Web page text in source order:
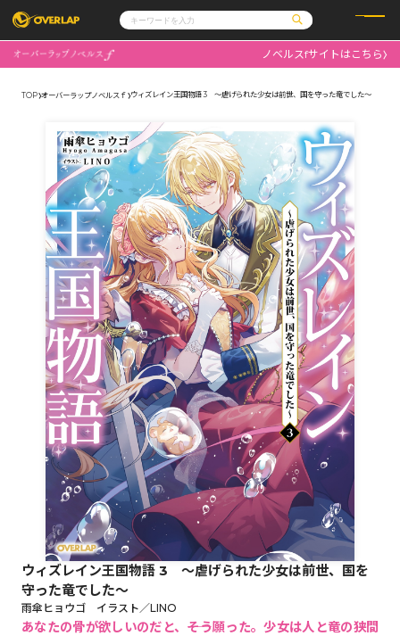
コミックガルド
コミッククリエ
文庫
ノベルス
コミックエッセイ
ポケットモンスター
アニメ
ゲーム
OVERLAP STORE
オーバーラップ広報室
企業
会社概要
採用情報
アクセス
オーバーラップホールディングス
お問い合わせはこちら
オーバーラップ文庫
オーバーラップノベルス
オーバーラップノベルスf
ロサージュノベルス
コミックガルド
コミッククリエ
ノベルスfサイトはこちら
TOP オーバーラップノベルスｆ ウィズレイン王国物語 3 ～虐げられた少女は前世、国を守った竜でした～
ウィズレイン王国物語 3 ～虐げられた少女は前世、国を
守った竜でした～
雨傘ヒョウゴ イラスト／LINO
あなたの骨が欲しいのだと、――そう願った。少女は人と竜の狭間